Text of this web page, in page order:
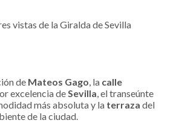
vistas de la Giralda de Sevilla
de Mateos Gago, la calle
excelencia deSevilla, el transeúnte
más absoluta y la terraza del
de la ciudad.